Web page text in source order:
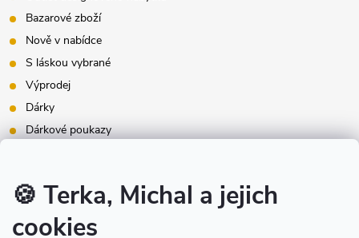
🍪 Terka, Michal a jejich
cookies
Bazarové zboží
Nově v nabídce
S láskou vybrané
Výprodej
Dárky
Dárkové poukazy
Instagram